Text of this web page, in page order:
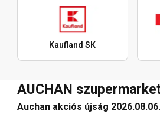
Kaufland SK
AUCHAN
Auchan akciós újság